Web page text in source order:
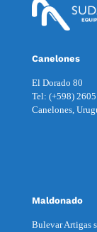
Canelones
El Dorado 80
Tel: (+598)
Canelones,
Maldonado
Bulevar Artigas